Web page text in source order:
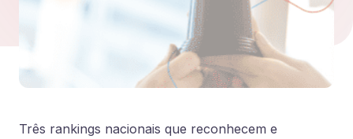
Três rankings nacionais que reconhecem e